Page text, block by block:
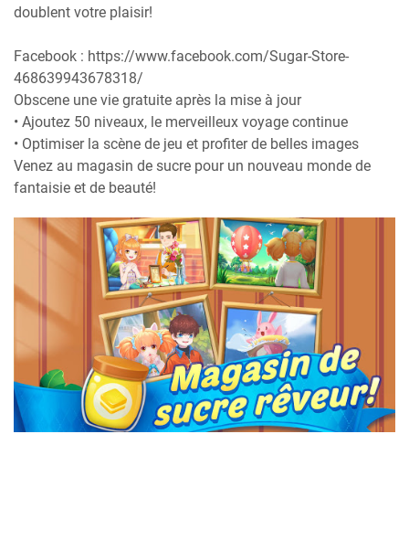
doublent votre plaisir!
Facebook : https://www.facebook.com/Sugar-Store-
468639943678318/
Obscene une vie gratuite après la mise à jour
• Ajoutez 50 niveaux, le merveilleux voyage continue
• Optimiser la scène de jeu et profiter de belles images
Venez au magasin de sucre pour un nouveau monde de
fantaisie et de beauté!